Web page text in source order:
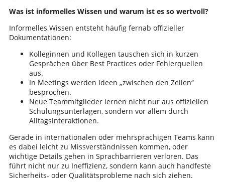
Was ist informelles Wissen und warum ist es so wertvoll?
Informelles Wissen entsteht häufig fernab offizieller
Dokumentationen:
Kolleginnen und Kollegen tauschen sich in kurzen
Gesprächen über Best Practices oder Fehlerquellen
aus.
In Meetings werden Ideen „zwischen den Zeilen“
besprochen.
Neue Teammitglieder lernen nicht nur aus offiziellen
Schulungsunterlagen, sondern vor allem durch
Alltagsinteraktionen.
Gerade in internationalen oder mehrsprachigen Teams kann
es dabei leicht zu Missverständnissen kommen, oder
wichtige Details gehen in Sprachbarrieren verloren. Das
führt nicht nur zu Ineffizienz, sondern kann auch handfeste
Sicherheits- oder Qualitätsprobleme nach sich ziehen.